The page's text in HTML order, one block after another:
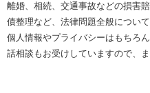
離婚、相続、交通事故などの損害
債整理など、法律問題全般につい
個人情報やプライバシーはもちろ
話相談もお受けしていますので、